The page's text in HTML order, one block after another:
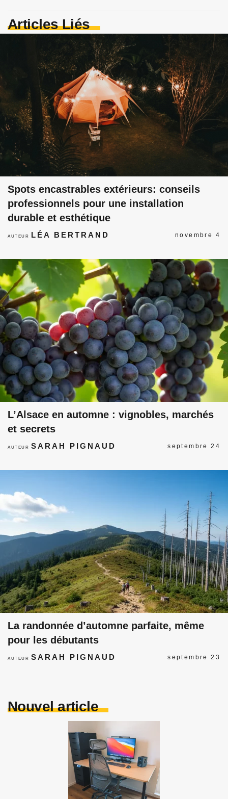
Articles Liés
Spots encastrables extérieurs: conseils
professionnels pour une installation
durable et esthétique
AUTEUR LÉA BERTRAND novembre 4
L’Alsace en automne : vignobles, marchés
et secrets
AUTEURSARAH PIGNAUD septembre 24
La randonnée d’automne parfaite, même
pour les débutants
AUTEURSARAH PIGNAUD septembre 23
Nouvel article